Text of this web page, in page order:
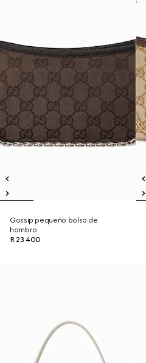
Gossip pequeño bolso de
hombro
R 23 400